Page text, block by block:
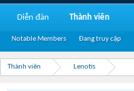
Thành viên Lenotis
Diễn đàn Thành viên
Notable Members Đang truy cập